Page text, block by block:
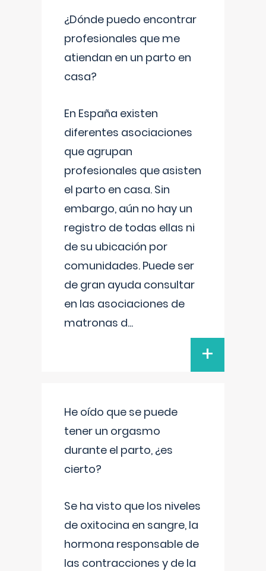
¿Dónde puedo encontrar
profesionales que me
atiendan en un parto en
casa?
En España existen
diferentes asociaciones
que agrupan
profesionales que asisten
el parto en casa. Sin
embargo, aún no hay un
registro de todas ellas ni
de su ubicación por
comunidades. Puede ser
de gran ayuda consultar
en las asociaciones de
matronas d...
+
He oído que se puede
tener un orgasmo
durante el parto, ¿es
cierto?
Se ha visto que los niveles
de oxitocina en sangre, la
hormona responsable de
las contracciones y de la